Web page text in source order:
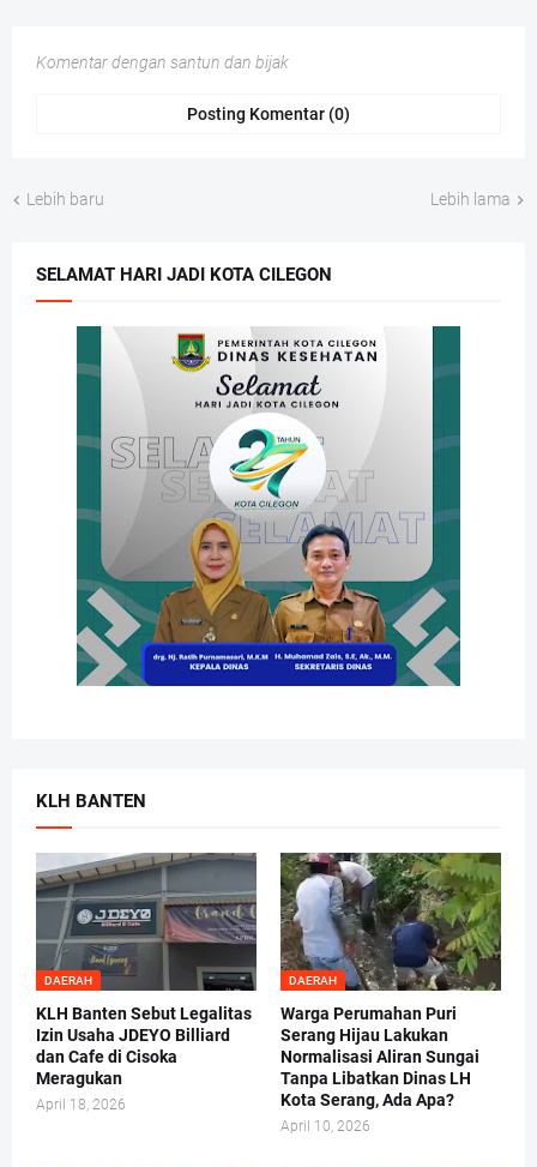
Komentar dengan santun dan bijak
Posting Komentar (0)
Lebih baru Lebih lama
SELAMAT HARI JADI KOTA CILEGON
KLH BANTEN
DAERAH
KLH Banten Sebut Legalitas
Izin Usaha JDEYO Billiard
dan Cafe di Cisoka
Meragukan
April 18, 2026
DAERAH
Warga Perumahan Puri
Serang Hijau Lakukan
Normalisasi Aliran Sungai
Tanpa Libatkan Dinas LH
Kota Serang, Ada Apa?
April 10, 2026